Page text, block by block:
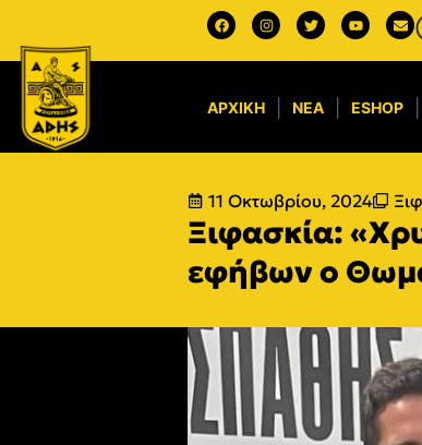
ΑΡΧΙΚΉ ΝΈΑ ESHOP
11 Οκτωβρίου, 2024
Ξιφασκία:
εφήβων ο